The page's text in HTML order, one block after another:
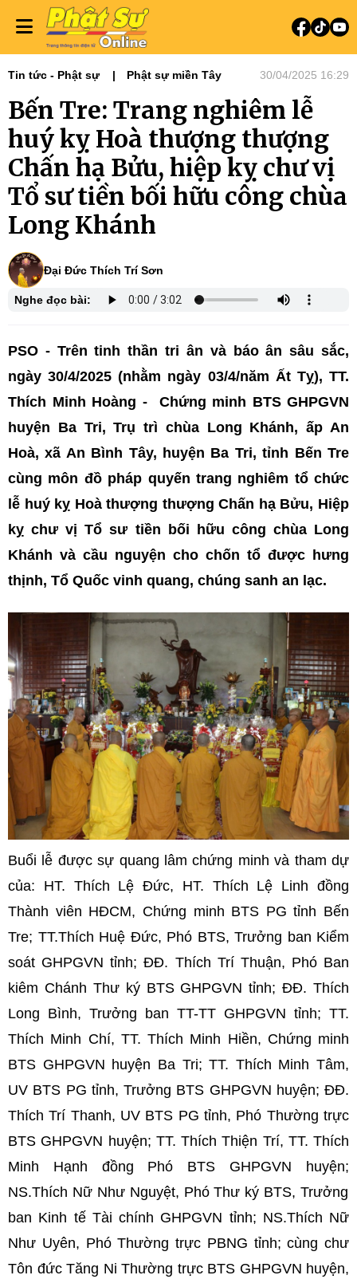
Tin tức - Phật sự Phật sự miền Tây 30/04/2025 16:29
Bến Tre: Trang nghiêm lễ
huý kỵ Hoà thượng thượng
Chấn hạ Bửu, hiệp kỵ chư vị
Tổ sư tiền bối hữu công chùa
Long Khánh
Đại Đức Thích Trí Sơn
Nghe đọc bài:
PSO - Trên tinh thần tri ân và báo ân sâu sắc,
ngày 30/4/2025 (nhằm ngày 03/4/năm Ất Tỵ), TT.
Thích Minh Hoàng - Chứng minh BTS GHPGVN
huyện Ba Tri, Trụ trì chùa Long Khánh, ấp An
Hoà, xã An Bình Tây, huyện Ba Tri, tỉnh Bến Tre
cùng môn đồ pháp quyến trang nghiêm tổ chức
lễ huý kỵ Hoà thượng thượng Chấn hạ Bửu, Hiệp
kỵ chư vị Tổ sư tiền bối hữu công chùa Long
Khánh và cầu nguyện cho chốn tổ được hưng
thịnh, Tổ Quốc vinh quang, chúng sanh an lạc.
Buổi lễ được sự quang lâm chứng minh và tham dự
của: HT. Thích Lệ Đức, HT. Thích Lệ Linh đồng
Thành viên HĐCM, Chứng minh BTS PG tỉnh Bến
Tre; TT.Thích Huệ Đức, Phó BTS, Trưởng ban Kiểm
soát GHPGVN tỉnh; ĐĐ. Thích Trí Thuận, Phó Ban
kiêm Chánh Thư ký BTS GHPGVN tỉnh; ĐĐ. Thích
Long Bình, Trưởng ban TT-TT GHPGVN tỉnh; TT.
Thích Minh Chí, TT. Thích Minh Hiền, Chứng minh
BTS GHPGVN huyện Ba Tri; TT. Thích Minh Tâm,
UV BTS PG tỉnh, Trưởng BTS GHPGVN huyện; ĐĐ.
Thích Trí Thanh, UV BTS PG tỉnh, Phó Thường trực
BTS GHPGVN huyện; TT. Thích Thiện Trí, TT. Thích
Minh Hạnh đồng Phó BTS GHPGVN huyện;
NS.Thích Nữ Như Nguyệt, Phó Thư ký BTS, Trưởng
ban Kinh tế Tài chính GHPGVN tỉnh; NS.Thích Nữ
Như Uyên, Phó Thường trực PBNG tỉnh;cùng chư
Tôn đức Tăng Ni Thường trực BTS GHPGVN huyện,